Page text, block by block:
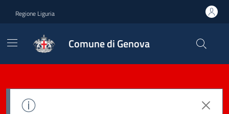
Regione Liguria
Comune di Genova